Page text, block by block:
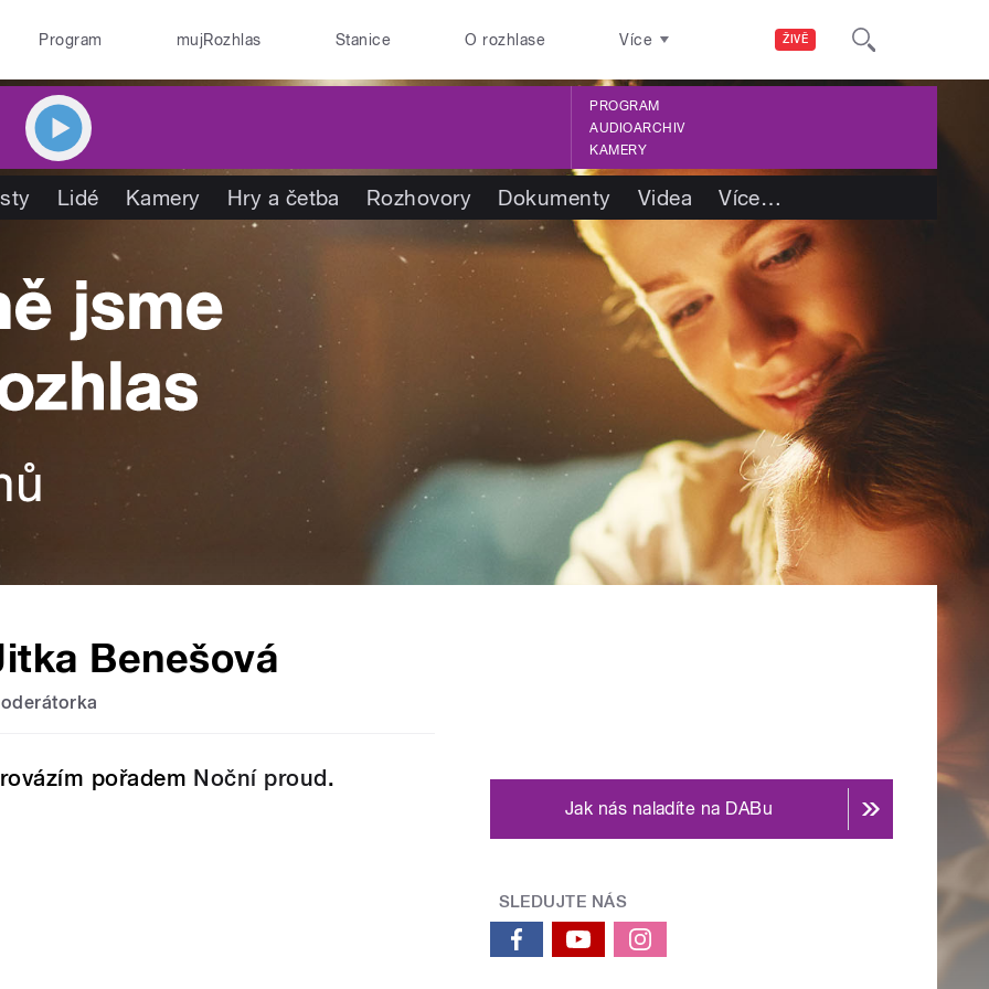
ŽIVĚ
Program mujRozhlas Stanice O rozhlase Více
PROGRAM
AUDIOARCHIV
KAMERY
Lidé Kamery Hry a četba Rozhovory Dokumenty Videa Více…
Benešová
pořadem Noční proud.
Jak nás naladíte na DABu
SLEDUJTE NÁS